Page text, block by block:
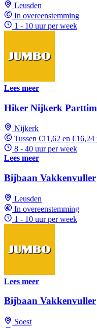
Leusden
In overeenstemming
1 - 10 uur per week
Lees meer
Hiker Nijkerk
Nijkerk
Tussen €11,62 en €16,24
8 - 40 uur per week
Lees meer
Bijbaan Vakkenvuller
Leusden
In overeenstemming
1 - 10 uur per week
Lees meer
Bijbaan Vakkenvuller
Soest